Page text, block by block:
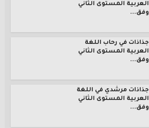
العربية المستوى الثاني
وفق...
جذاذات في رحاب اللغة
العربية المستوى الثاني
وفق...
جذاذات مرشدي في اللغة
العربية المستوى الثاني
وفق...